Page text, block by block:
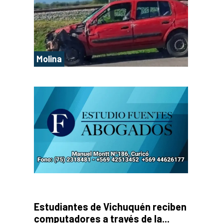
Molina
Estudiantes de Vichuquén reciben
computadores a través de la...